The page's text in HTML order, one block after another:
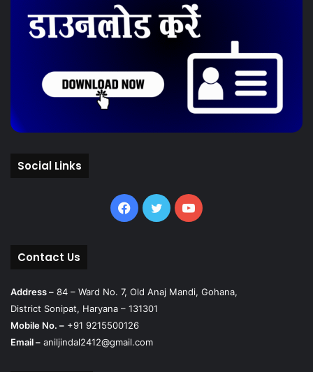
Social Links
Facebook
TwitterYouTube
Contact Us
Address – 84 – Ward No. 7, Old Anaj Mandi, Gohana,
District Sonipat, Haryana – 131301
Mobile No. – +91 9215500126
Email – aniljindal2412@gmail.com